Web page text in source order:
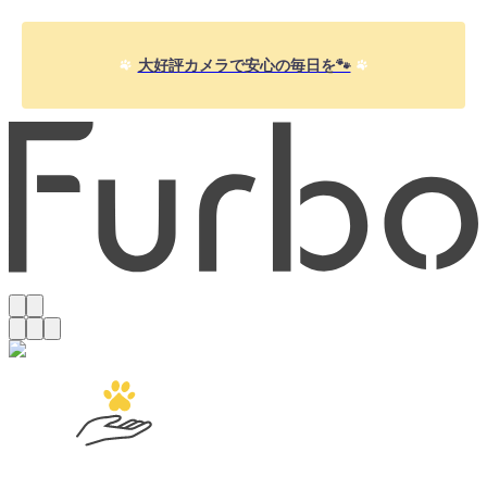
大好評カメラで安心の毎日を🐾